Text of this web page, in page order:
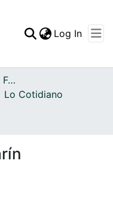
Statistics
Log In
Archivo del Patrimonio Fotográfico y Fílmico del Valle del Cauca
Lo Cotidiano